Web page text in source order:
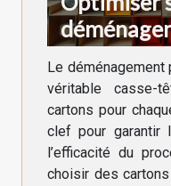
cartons
besoin
Le déménagement
véritable casse-
cartons pour
clef pour garantir
l’efficacité du
choisir des